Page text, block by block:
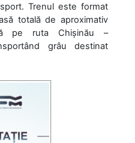
Trenul este format
totală de aproximativ
pe ruta Chișinău –
grâu destinat